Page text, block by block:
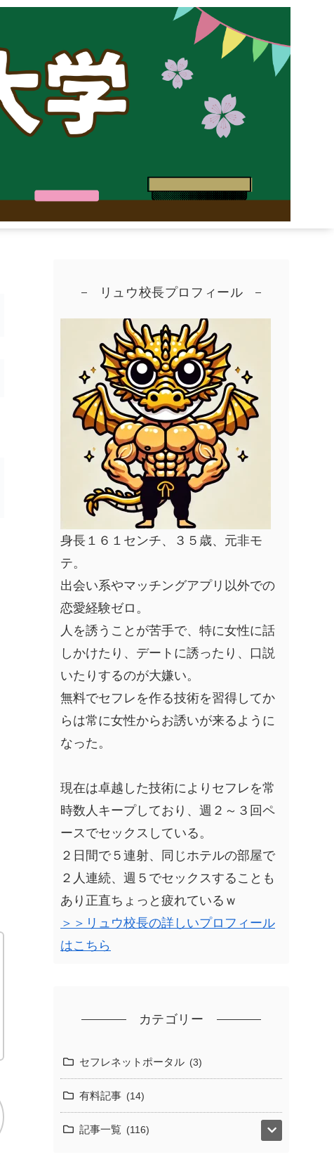
リュウ校長プロフィール
身長１６１センチ、３５歳、元非モ
テ。
出会い系やマッチングアプリ以外での
恋愛経験ゼロ。
人を誘うことが苦手で、特に女性に話
しかけたり、デートに誘ったり、口説
いたりするのが大嫌い。
無料でセフレを作る技術を習得してか
らは常に女性からお誘いが来るように
なった。
現在は卓越した技術によりセフレを常
時数人キープしており、週２～３回ペ
ースでセックスしている。
２日間で５連射、同じホテルの部屋で
２人連続、週５でセックスすることも
あり正直ちょっと疲れているｗ
＞＞リュウ校長の詳しいプロフィール
はこちら
カテゴリー
セフレネットポータル 3
有料記事 14
記事一覧 116